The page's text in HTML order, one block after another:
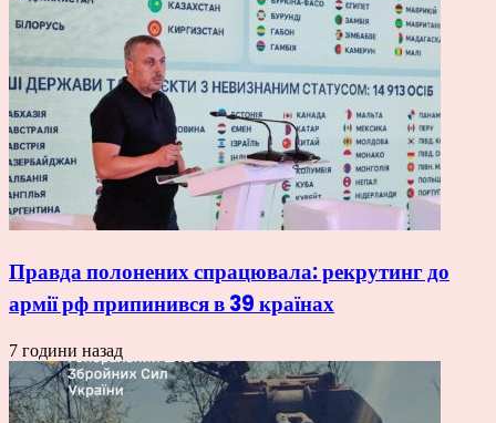
Правда полонених спрацювала: рекрутинг до
армії рф припинився в 39 країнах
7 години назад